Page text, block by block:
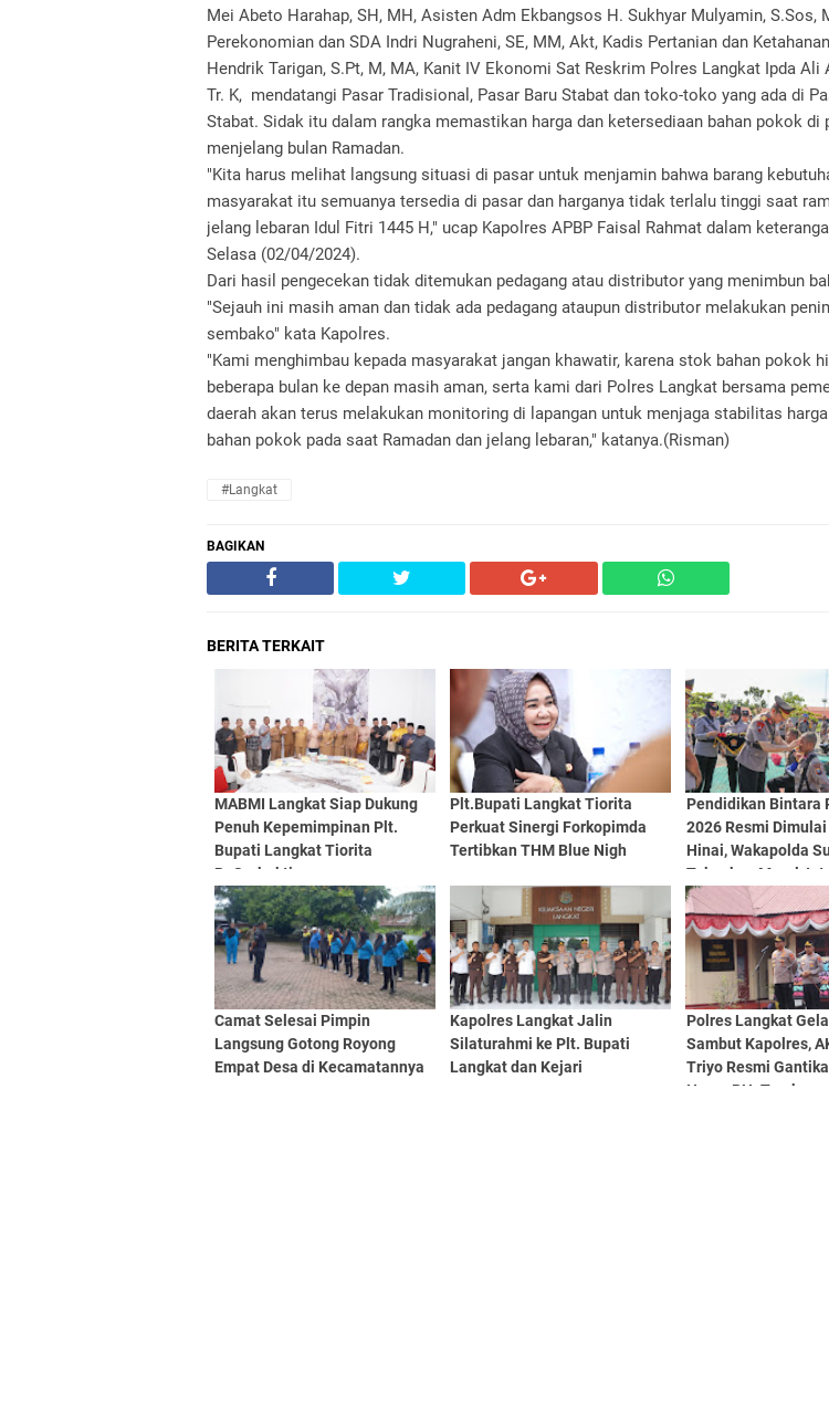
Mei Abeto Harahap, SH, MH, Asisten Adm Ekbangsos H. Sukhyar Mulyamin, S.Sos,
Perekonomian dan SDA Indri Nugraheni, SE, MM, Akt, Kadis Pertanian dan
Hendrik Tarigan, S.Pt, M, MA, Kanit IV Ekonomi Sat Reskrim Polres Langkat Ipda Ali
Tr. K, mendatangi Pasar Tradisional, Pasar Baru Stabat dan toko-toko yang ada di
Stabat. Sidak itu dalam rangka memastikan harga dan ketersediaan bahan pokok di
menjelang bulan Ramadan.
"Kita harus melihat langsung situasi di pasar untuk menjamin bahwa barang
masyarakat itu semuanya tersedia di pasar dan harganya tidak terlalu tinggi saat
jelang lebaran Idul Fitri 1445 H," ucap Kapolres APBP Faisal Rahmat dalam
Selasa (02/04/2024).
Dari hasil pengecekan tidak ditemukan pedagang atau distributor yang menimbun
"Sejauh ini masih aman dan tidak ada pedagang ataupun distributor melakukan
sembako" kata Kapolres.
"Kami menghimbau kepada masyarakat jangan khawatir, karena stok bahan pokok
beberapa bulan ke depan masih aman, serta kami dari Polres Langkat bersama
daerah akan terus melakukan monitoring di lapangan untuk menjaga stabilitas
bahan pokok pada saat Ramadan dan jelang lebaran," katanya.(Risman)
#Langkat
BAGIKAN
BERITA TERKAIT
MABMI Langkat Siap Dukung
Penuh Kepemimpinan Plt.
Bupati Langkat Tiorita
Br.Surbakti
Plt.Bupati Langkat Tiorita
Perkuat Sinergi Forkopimda
Tertibkan THM Blue Nigh
Pendidikan Bintara
2026 Resmi Dimulai
Hinai, Wakapolda
Tekankan Moral,
dan Pelayanan
Camat Selesai Pimpin
Langsung Gotong Royong
Empat Desa di Kecamatannya
Kapolres Langkat Jalin
Silaturahmi ke Plt. Bupati
Langkat dan Kejari
Polres Langkat
Sambut Kapolres,
Triyo Resmi
Hanry PH. Tambunan